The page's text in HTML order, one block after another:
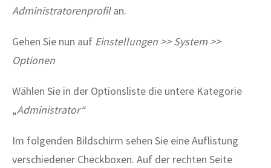
Administratorenprofilan.
Gehen Sie nun auf Einstellungen >> System >>
Optionen
Wählen Sie in der Optionsliste die untere Kategorie
„Administrator“
Im folgenden Bildschirm sehen Sie eine Auflistung
verschiedener Checkboxen. Auf der rechten Seite